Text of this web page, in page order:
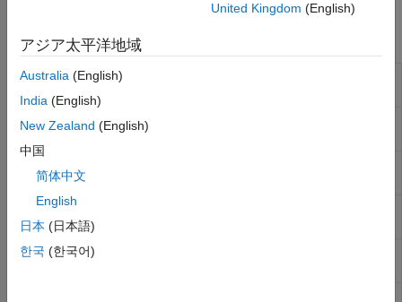
関数
blelist
ble
descriptor
read
United Kingdom (English)
アジア太平洋地域
Australia (English)
India (English)
New Zealand (English)
中国
简体中文
English
日本 (日本語)
한국 (한국어)